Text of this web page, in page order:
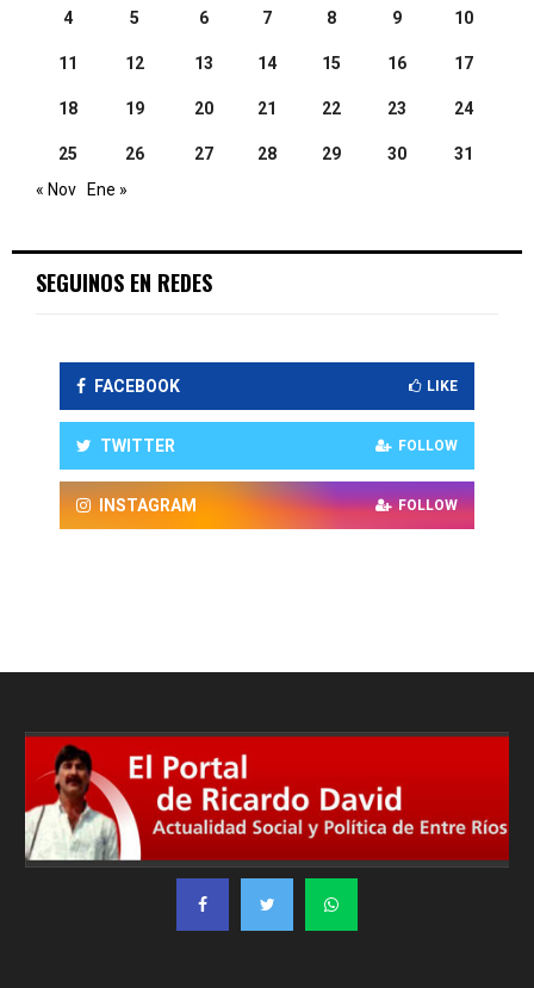
4 5 6 7 8 9 10
11 12 13 14 15 16 17
18 19 20 21 22 23 24
25 26 27 28 29 30
31
« Nov
Ene »
SEGUINOS EN REDES
FACEBOOK LIKE
TWITTER FOLLOW
INSTAGRAM FOLLOW